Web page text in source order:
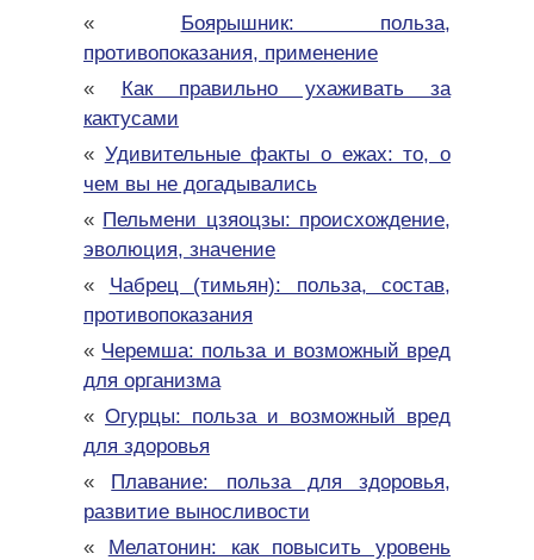
« Боярышник: польза,
противопоказания, применение
« Как правильно ухаживать за
кактусами
« Удивительные факты о ежах: то, о
чем вы не догадывались
« Пельмени цзяоцзы: происхождение,
эволюция, значение
« Чабрец (тимьян): польза, состав,
противопоказания
« Черемша: польза и возможный вред
для организма
« Огурцы: польза и возможный вред
для здоровья
« Плавание: польза для здоровья,
развитие выносливости
« Мелатонин: как повысить уровень